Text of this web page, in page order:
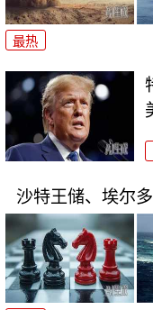
最热
沙特王储、埃尔